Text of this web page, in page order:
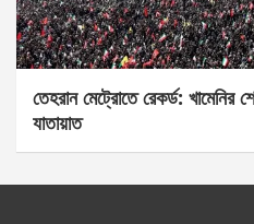
তেহরান মেট্রোতে রেকর্ড: খামেনির
যাতায়াত